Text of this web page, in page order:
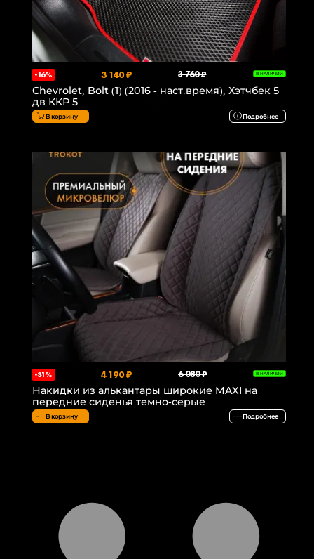
-16% 3 140 ₽ 3 760 ₽ В НАЛИЧИИ
Chevrolet, Bolt (1) (2016 - наст.время), Хэтчбек 5
дв ККР 5
В корзину Подробнее
-31% 4 190 ₽ 6 080 ₽ В НАЛИЧИИ
Накидки из алькантары широкие MAXI на
передние сиденья темно-серые
В корзину Подробнее